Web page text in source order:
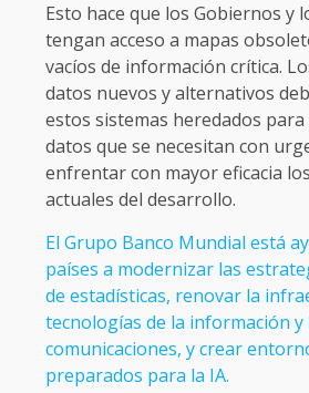
Esto hace que los Gobiernos y
tengan acceso a mapas
vacíos de información crítica.
datos nuevos y alternativos
estos sistemas heredados
datos que se necesitan con
enfrentar con mayor eficacia
actuales del desarrollo.
El Grupo Banco Mundial está
países a modernizar las
de estadísticas, renovar la
tecnologías de la información y
comunicaciones, y crear
preparados para la IA.